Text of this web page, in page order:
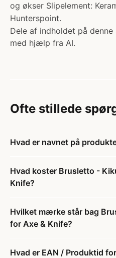
og økser Slipelement:
Hunterspoint.
Dele af indholdet på
med hjælp fra AI.
Ofte stillede
Hvad er navnet på
Hvad koster Brusletto -
Knife?
Hvilket mærke står bag
for Axe & Knife?
Hvad er EAN / Produktid